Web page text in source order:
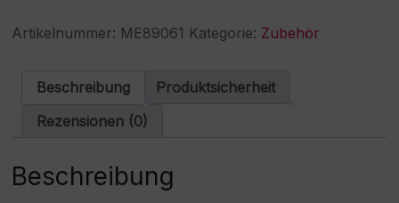
Menge
e
r
t
Artikelnummer: ME89061 Kategorie: Zubehör
Beschreibung
Produktsicherheit
Rezensionen (0)
Beschreibung